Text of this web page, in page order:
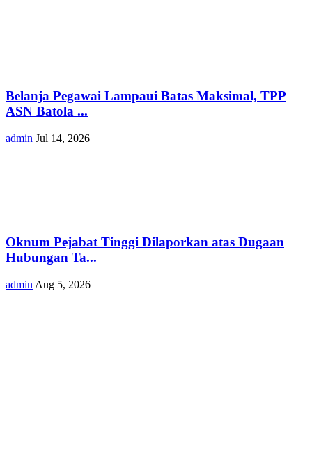
Belanja Pegawai Lampaui Batas Maksimal, TPP
ASN Batola ...
admin Jul 14, 2026
Oknum Pejabat Tinggi Dilaporkan atas Dugaan
Hubungan Ta...
admin Aug 5, 2026